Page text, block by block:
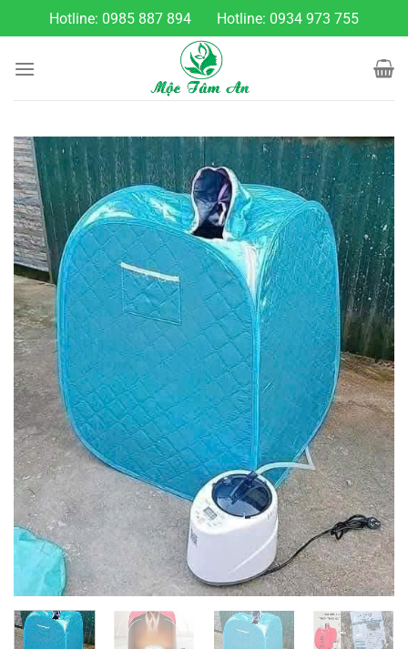
đến
dung
Hotline: 0985 887 894 Hotline: 0934 973 755